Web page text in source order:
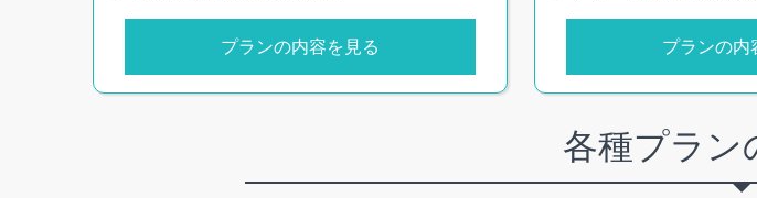
プランの内容を見る プランの内
各種プラン